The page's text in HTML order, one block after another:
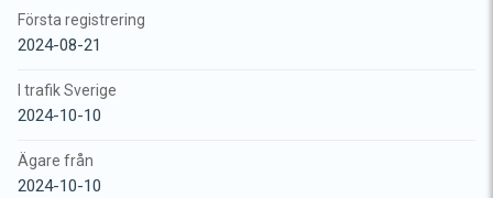
Första registrering
2024-08-21
I trafik Sverige
2024-10-10
Ägare från
2024-10-10